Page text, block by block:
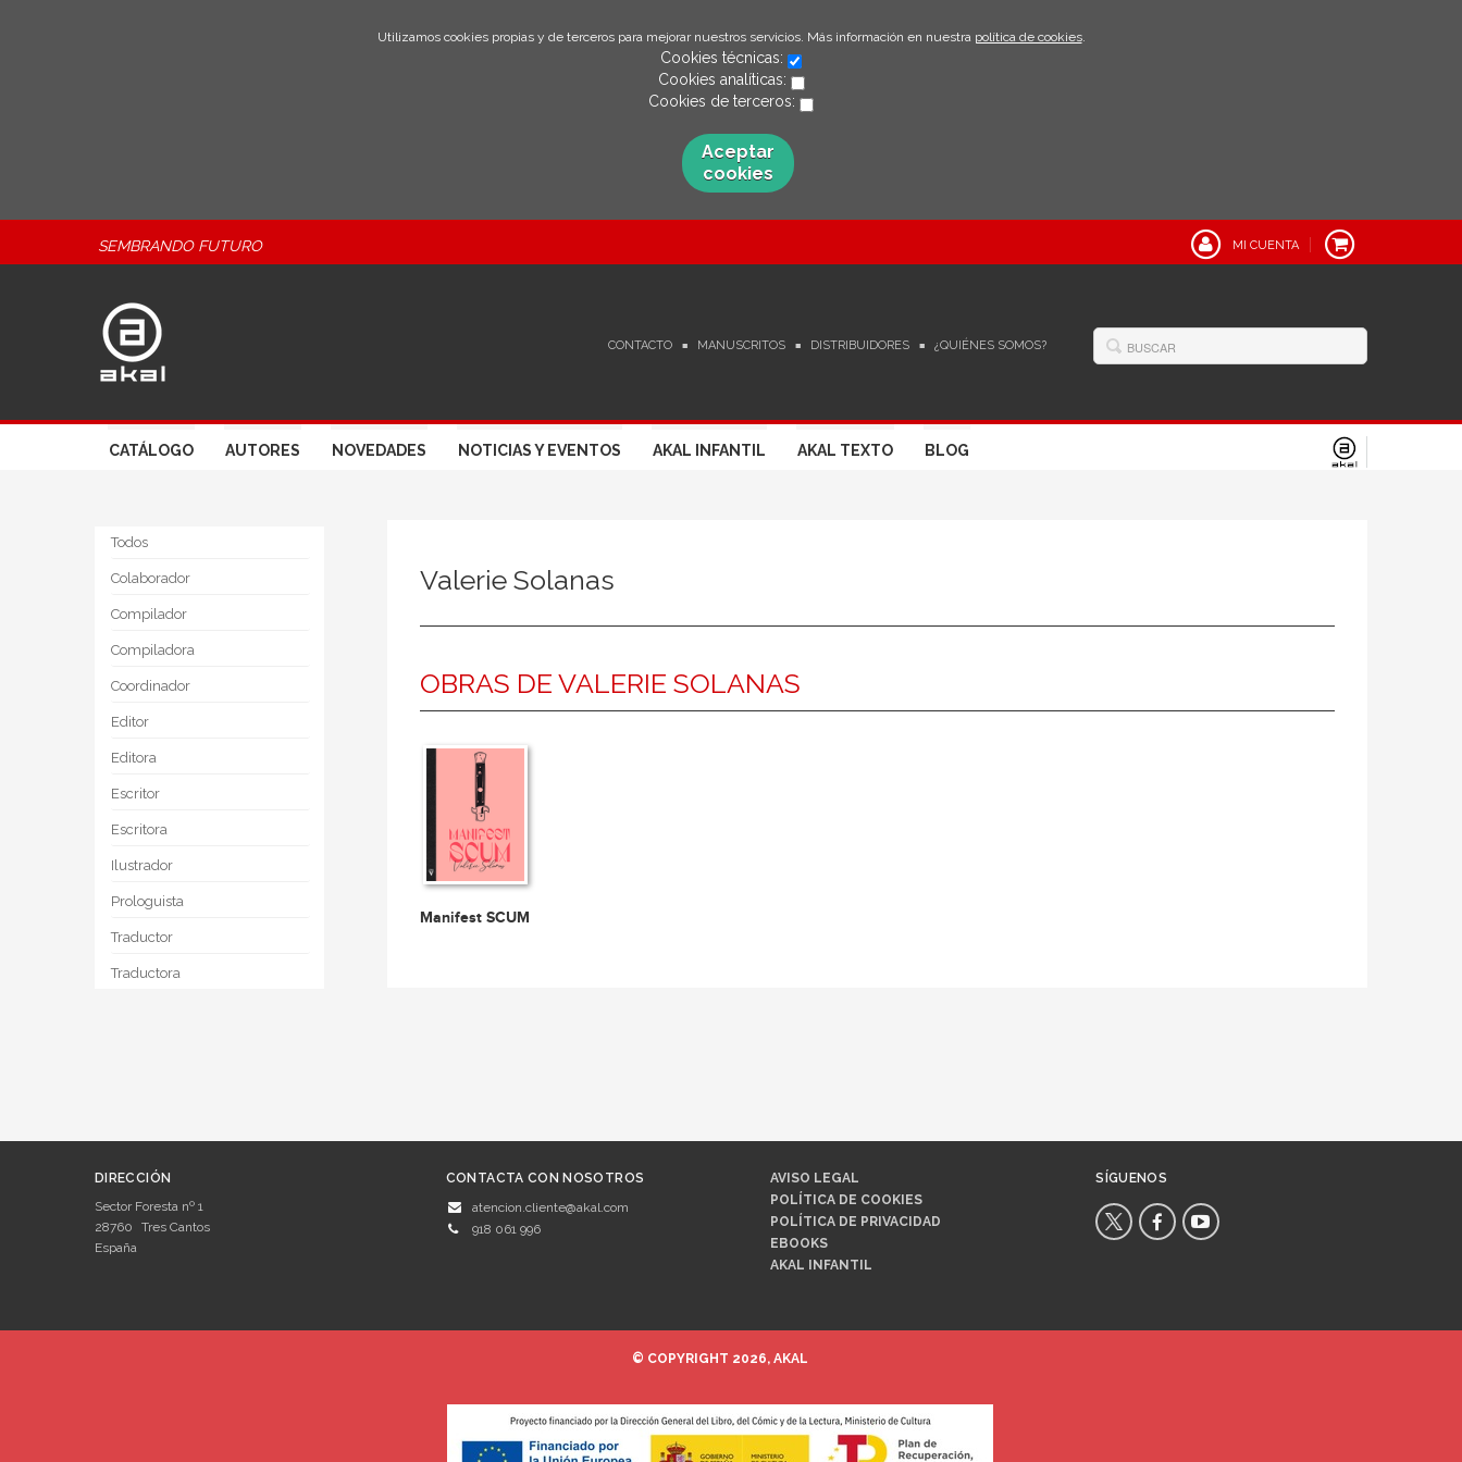
Utilizamos cookies propias y de terceros para mejorar nuestros servicios. Más información en nuestra política de cookies.
Cookies técnicas:
Cookies analíticas:
Cookies de terceros:
Aceptar
cookies
SEMBRANDO FUTURO MI CUENTA
CONTACTO MANUSCRITOS DISTRIBUIDORES ¿QUIÉNES SOMOS?
CATÁLOGO AUTORES NOVEDADES NOTICIAS Y EVENTOS AKAL INFANTIL AKAL TEXTO BLOG
Todos
Colaborador
Compilador
Compiladora
Coordinador
Editor
Editora
Escritor
Escritora
Ilustrador
Prologuista
Traductor
Traductora
Valerie Solanas
OBRAS DE VALERIE SOLANAS
Manifest SCUM
DIRECCIÓN
Sector Foresta nº 1
28760
Tres Cantos
España
CONTACTA CON NOSOTROS
atencion.cliente@akal.com
918 061 996
AVISO LEGAL
POLÍTICA DE COOKIES
POLÍTICA DE PRIVACIDAD
EBOOKS
AKAL INFANTIL
SÍGUENOS
© COPYRIGHT 2026, AKAL